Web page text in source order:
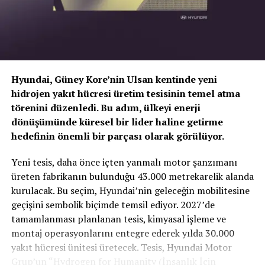
166
Türkiye 2,573,789
100%
İstanbul
529,525
20.6%
Ankara
321,577
12.5%
İzmir
140,710
5.5%
BENZER İÇERIKLER VAVACARS
UP NEXT
Fiat Tüketicinin Yanında Olmayı Sürdürüyor!
DON'T MISS
BiTaksi ve Fiat’tan Virüsle Mücadelede Örnek İş Birliği
Sport ile Yere Basıyor
Türkiye’nin otomobiliTOGG T10Xgibi yüksek tork
değerlerine sahip elektrikli araçlarda, lastiğin zemine
tutunma kabiliyeti çok daha kritiktir.E-carturkiyeekibi
olarak bizzat deneyimlediğimizPetlas Snowmaster 2
Sport, performans odaklı yapısıyla elektrikli araçların
Hyundai, Güney Kore’nin Ulsan kentinde yeni
hidrojen yakıt hücresi üretim tesisinin temel atma
törenini düzenledi. Bu adım, ülkeyi enerji
dönüşümünde küresel bir lider haline getirme
hedefinin önemli bir parçası olarak görülüyor.
Yeni tesis, daha önce içten yanmalı motor şanzımanı
üreten fabrikanın bulunduğu 43.000 metrekarelik alanda
kurulacak. Bu seçim, Hyundai’nin geleceğin mobilitesine
geçişini sembolik biçimde temsil ediyor. 2027’de
tamamlanması planlanan tesis, kimyasal işleme ve
montaj operasyonlarını entegre ederek yılda 30.000
yakıt hücresi ünitesi üretecek. Tesis, Hyundai Motor
Grup’un “Hydrogen for Humanity (İnsanlık İçin